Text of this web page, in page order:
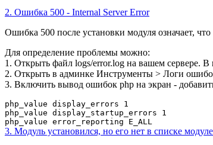
2. Ошибка 500 - Internal Server Error
Ошибка 500 после установки модуля означает,
Для определение проблемы можно:
1. Открыть файл logs/error.log на вашем сервере. В
2. Открыть в админке Инструменты > Логи
3. Включить вывод ошибок php на экран -
php_value display_errors 1
php_value display_startup_errors 1
php_value error_reporting E_ALL
3. Модуль установился, но его нет в списке